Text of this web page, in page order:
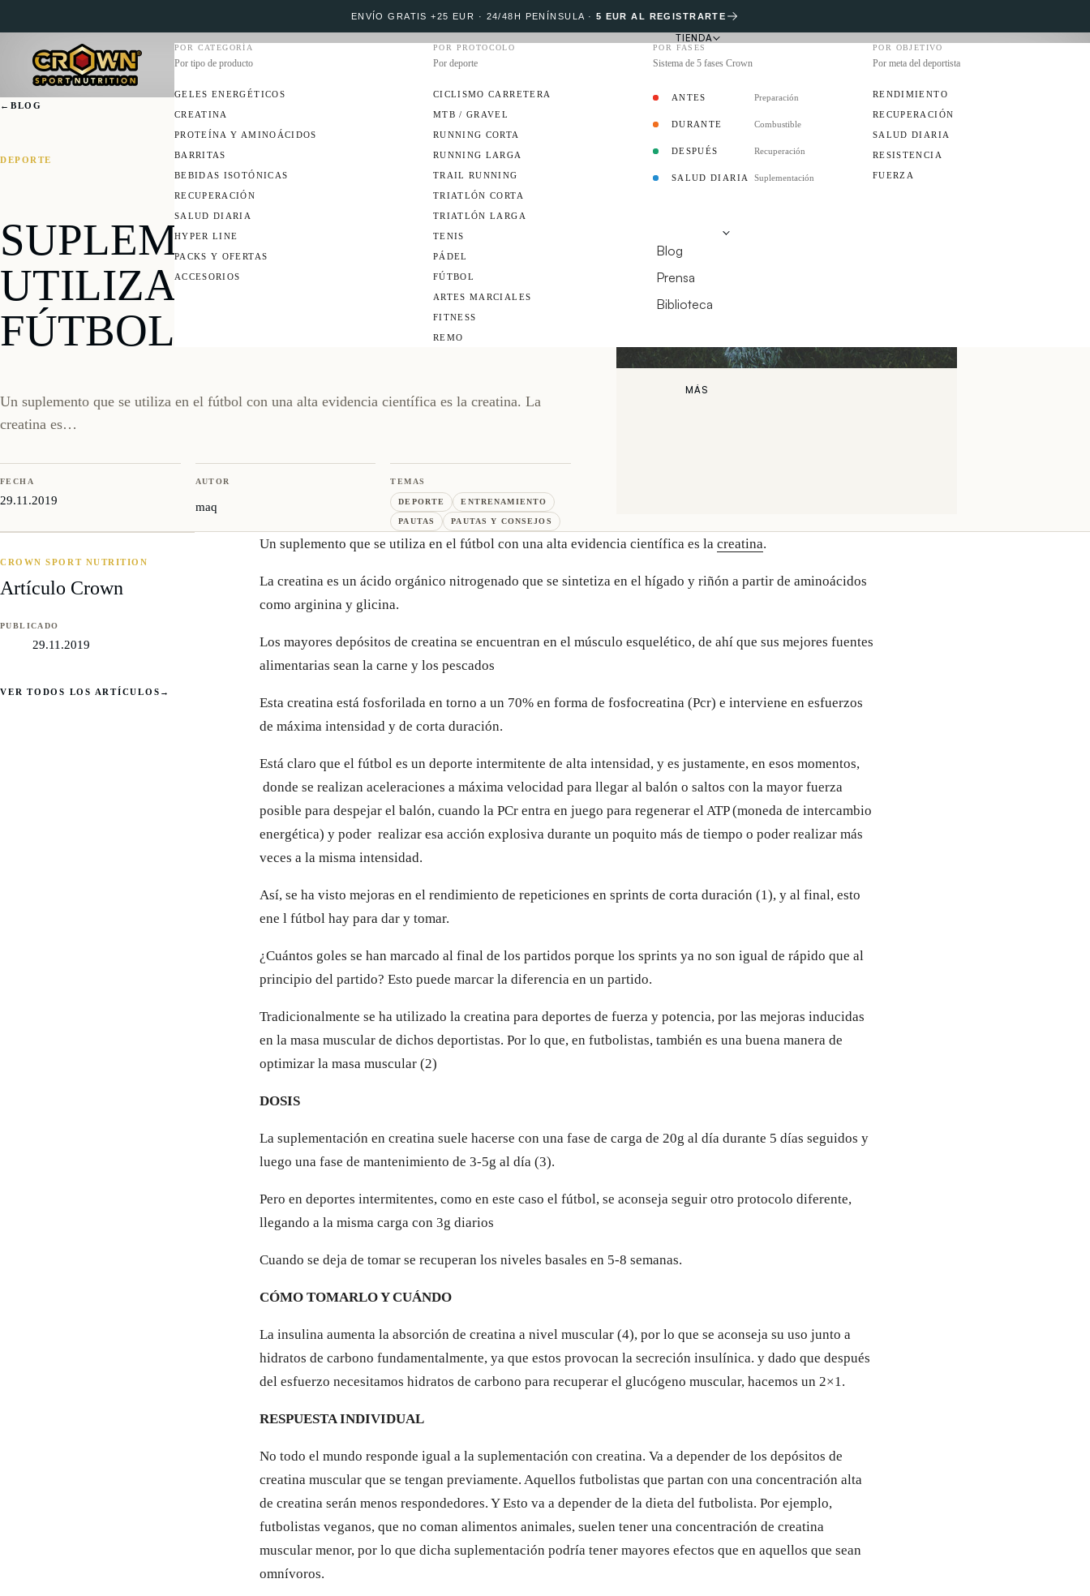
ENVÍO GRATIS +25 EUR · 24/48H PENÍNSULA · 5 EUR AL REGISTRARTE
TIENDA
POR CATEGORÍA
Por tipo de producto
GELES ENERGÉTICOS
CREATINA
PROTEÍNA Y AMINOÁCIDOS
BARRITAS
BEBIDAS ISOTÓNICAS
RECUPERACIÓN
SALUD DIARIA
HYPER LINE
PACKS Y OFERTAS
ACCESORIOS
POR PROTOCOLO
Por deporte
CICLISMO CARRETERA
MTB / GRAVEL
RUNNING CORTA
RUNNING LARGA
TRAIL RUNNING
TRIATLÓN CORTA
TRIATLÓN LARGA
TENIS
PÁDEL
FÚTBOL
ARTES MARCIALES
FITNESS
REMO
POR FASES
Sistema de 5 fases Crown
ANTES Preparación
DURANTE Combustible
DESPUÉS Recuperación
SALUD DIARIA Suplementación
POR OBJETIVO
Por meta del deportista
RENDIMIENTO
RECUPERACIÓN
SALUD DIARIA
RESISTENCIA
FUERZA
PROTOCOLOS
Blog
Prensa
Biblioteca
MÁS
← BLOG
DEPORTE
SUPLEMENTOS
UTILIZADOS EN EL
FÚTBOL
Un suplemento que se utiliza en el fútbol con una alta evidencia científica es la creatina. La
creatina es…
FECHA
29.11.2019
AUTOR
maq
TEMAS
DEPORTE ENTRENAMIENTO
PAUTAS PAUTAS Y CONSEJOS
CROWN SPORT NUTRITION
Artículo Crown
PUBLICADO
29.11.2019
VER TODOS LOS ARTÍCULOS →
Un suplemento que se utiliza en el fútbol con una alta evidencia científica es la creatina.
La creatina es un ácido orgánico nitrogenado que se sintetiza en el hígado y riñón a partir de aminoácidos
como arginina y glicina.
Los mayores depósitos de creatina se encuentran en el músculo esquelético, de ahí que sus mejores fuentes
alimentarias sean la carne y los pescados
Esta creatina está fosforilada en torno a un 70% en forma de fosfocreatina (Pcr) e interviene en esfuerzos
de máxima intensidad y de corta duración.
Está claro que el fútbol es un deporte intermitente de alta intensidad, y es justamente, en esos momentos,
donde se realizan aceleraciones a máxima velocidad para llegar al balón o saltos con la mayor fuerza
posible para despejar el balón, cuando la PCr entra en juego para regenerar el ATP (moneda de intercambio
energética) y poder realizar esa acción explosiva durante un poquito más de tiempo o poder realizar más
veces a la misma intensidad.
Así, se ha visto mejoras en el rendimiento de repeticiones en sprints de corta duración (1), y al final, esto
ene l fútbol hay para dar y tomar.
¿Cuántos goles se han marcado al final de los partidos porque los sprints ya no son igual de rápido que al
principio del partido? Esto puede marcar la diferencia en un partido.
Tradicionalmente se ha utilizado la creatina para deportes de fuerza y potencia, por las mejoras inducidas
en la masa muscular de dichos deportistas. Por lo que, en futbolistas, también es una buena manera de
optimizar la masa muscular (2)
DOSIS
La suplementación en creatina suele hacerse con una fase de carga de 20g al día durante 5 días seguidos y
luego una fase de mantenimiento de 3-5g al día (3).
Pero en deportes intermitentes, como en este caso el fútbol, se aconseja seguir otro protocolo diferente,
llegando a la misma carga con 3g diarios
Cuando se deja de tomar se recuperan los niveles basales en 5-8 semanas.
CÓMO TOMARLO Y CUÁNDO
La insulina aumenta la absorción de creatina a nivel muscular (4), por lo que se aconseja su uso junto a
hidratos de carbono fundamentalmente, ya que estos provocan la secreción insulínica. y dado que después
del esfuerzo necesitamos hidratos de carbono para recuperar el glucógeno muscular, hacemos un 2×1.
RESPUESTA INDIVIDUAL
No todo el mundo responde igual a la suplementación con creatina. Va a depender de los depósitos de
creatina muscular que se tengan previamente. Aquellos futbolistas que partan con una concentración alta
de creatina serán menos respondedores. Y Esto va a depender de la dieta del futbolista. Por ejemplo,
futbolistas veganos, que no coman alimentos animales, suelen tener una concentración de creatina
muscular menor, por lo que dicha suplementación podría tener mayores efectos que en aquellos que sean
omnívoros.